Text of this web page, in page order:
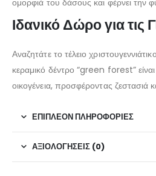
ομορφιά του δάσους και φέρνει την
Ιδανικό Δώρο για τις
Αναζητάτε το τέλειο
κεραμικό δέντρο “green forest” είναι
οικογένεια, προσφέροντας ζεστασιά
ΕΠΙΠΛΈΟΝ ΠΛΗΡΟΦΟΡΊΕΣ
ΑΞΙΟΛΟΓΉΣΕΙΣ (0)